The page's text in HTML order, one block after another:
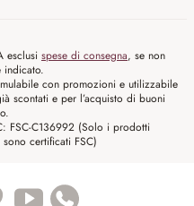
esclusi spese di consegna, se non
indicato.
con promozioni e utilizzabile
scontati e per l’acquisto di buoni
FSC-C136992 (Solo i prodotti
certificati FSC)